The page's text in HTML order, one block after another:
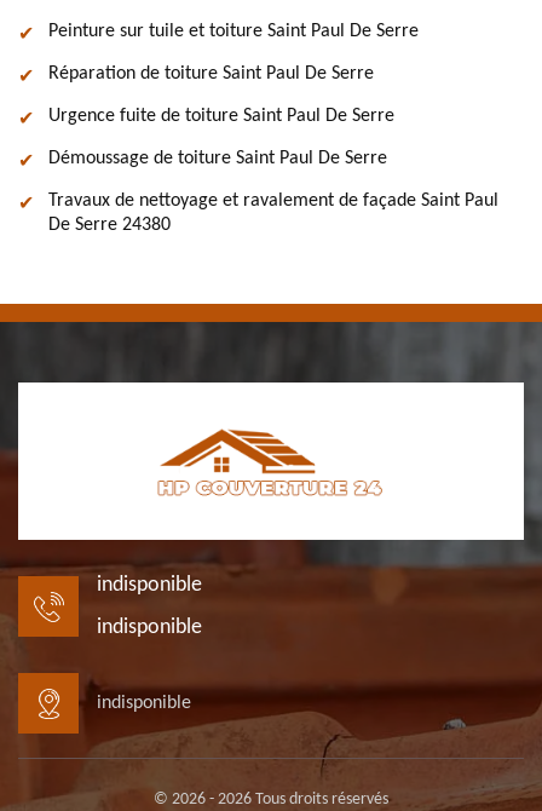
Peinture sur tuile et toiture Saint Paul De Serre
Réparation de toiture Saint Paul De Serre
Urgence fuite de toiture Saint Paul De Serre
Démoussage de toiture Saint Paul De Serre
Travaux de nettoyage et ravalement de façade Saint Paul
De Serre 24380
indisponible
indisponible
indisponible
© 2026 - 2026 Tous droits réservés